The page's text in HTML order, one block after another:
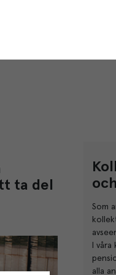
ta del
Som
I
alla